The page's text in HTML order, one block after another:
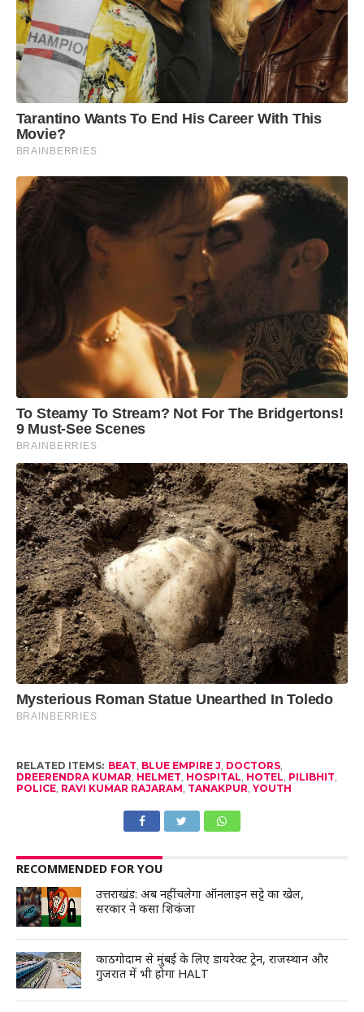
RELATED ITEMS: BEAT, BLUE EMPIRE J, DOCTORS,
DREERENDRA KUMAR, HELMET, HOSPITAL, HOTEL, PILIBHIT,
POLICE, RAVI KUMAR RAJARAM, TANAKPUR, YOUTH
RECOMMENDED FOR YOU
उत्तराखंड: अब नहीं चलेगा ऑनलाइन सट्टे का खेल,
सरकार ने कसा शिकंजा
काठगोदाम से मुंबई के लिए डायरेक्ट ट्रेन, राजस्थान और
गुजरात में भी होगा HALT